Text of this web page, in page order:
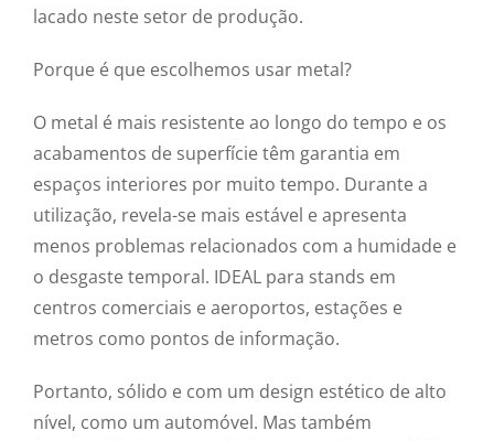
lacado neste setor de produção.
Porque é que escolhemos usar metal?
O metal é mais resistente ao longo do tempo e os
acabamentos de superfície têm garantia em
espaços interiores por muito tempo. Durante a
utilização, revela-se mais estável e apresenta
menos problemas relacionados com a humidade e
o desgaste temporal. IDEAL para stands em
centros comerciais e aeroportos, estações e
metros como pontos de informação.
Portanto, sólido e com um design estético de alto
nível, como um automóvel. Mas também